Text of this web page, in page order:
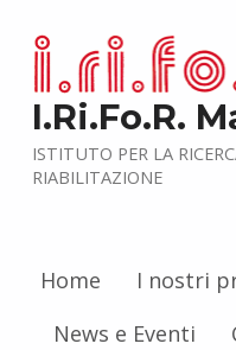
I.Ri.Fo.R.
ISTITUTO PER LA
RIABILITAZIONE
Home I nostri
News e Eventi